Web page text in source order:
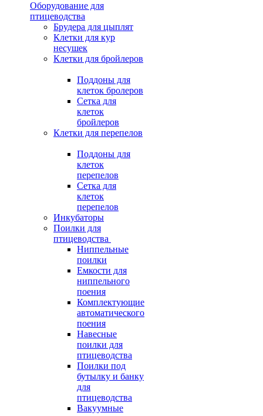
Оборудование для
птицеводства
Брудера для цыплят
Клетки для кур
несушек
Клетки для бройлеров
Поддоны для
клеток бролеров
Сетка для
клеток
бройлеров
Клетки для перепелов
Поддоны для
клеток
перепелов
Сетка для
клеток
перепелов
Инкубаторы
Поилки для
птицеводства
Ниппельные
поилки
Емкости для
ниппельного
поения
Комплектующие
автоматического
поения
Навесные
поилки для
птицеводства
Поилки под
бутылку и банку
для
птицеводства
Вакуумные